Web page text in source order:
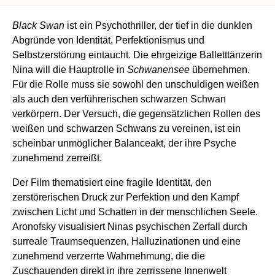
Black Swan ist ein Psychothriller, der tief in die dunklen
Abgründe von Identität, Perfektionismus und
Selbstzerstörung eintaucht. Die ehrgeizige Balletttänzerin
Nina will die Hauptrolle in Schwanensee übernehmen.
Für die Rolle muss sie sowohl den unschuldigen weißen
als auch den verführerischen schwarzen Schwan
verkörpern. Der Versuch, die gegensätzlichen Rollen des
weißen und schwarzen Schwans zu vereinen, ist ein
scheinbar unmöglicher Balanceakt, der ihre Psyche
zunehmend zerreißt.
Der Film thematisiert eine fragile Identität, den
zerstörerischen Druck zur Perfektion und den Kampf
zwischen Licht und Schatten in der menschlichen Seele.
Aronofsky visualisiert Ninas psychischen Zerfall durch
surreale Traumsequenzen, Halluzinationen und eine
zunehmend verzerrte Wahrnehmung, die die
Zuschauenden direkt in ihre zerrissene Innenwelt